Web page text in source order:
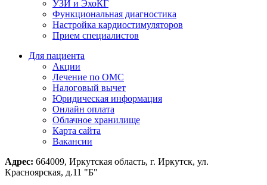
УЗИ и ЭхоКГ
Функциональная диагностика
Настройка кардиостимуляторов
Прием специалистов
Для пациента
Акции
Лечение по ОМС
Налоговый вычет
Юридическая информация
Онлайн оплата
Облачное хранилище
Карта сайта
Вакансии
Адрес: 664009, Иркутская область, г. Иркутск, ул.
Красноярская, д.11 "Б"